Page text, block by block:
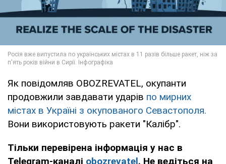
Як повідомляв OBOZREVATEL, окупанти
продовжили завдавати ударів по мирних
містах в Україні з окупованого Севастополя.
Вони використовують ракети "Калібр".
Тільки перевірена інформація у нас в
Telegram-каналі obozrevatel. Не ведіться на